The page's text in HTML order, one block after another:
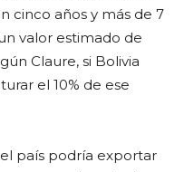
cinco años y más de 7
valor estimado de
Claure, si Bolivia
el 10% de ese
país podría exportar